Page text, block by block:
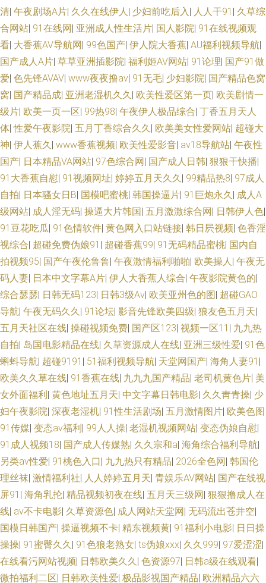
机av综合网 午夜小电影se 东京热AV电影 俺来也俺去也久久 色天堂性交 香蕉
视频污版下裁 日韩理论在线 变态另类电影av 午夜激情一区 欧美色中色影视
大香蕉久久五十 婷婷久久成人导航 精品91视频 99导航视频福利 99热主页
在线观看av 海角av影院 超碰久久96 AV手机天堂网 五月激情图片 91主站 91
变态 亚州色图另类 爱豆TV传媒免费 久草黄色剧场 午夜有码av 熟妇人妻久久
一区 另类色网 国产久久区 精品一区二区网站 1024毛片 人人干91 亚洲影院
一性 国产激情另类 亚洲成人网站网址 51视频一区二区 日韩欧美一道 超碰人
人三级 日韩无遮挡免费看 91人体 日本综合无码 人妻三级毛片 香蕉視频 九
九国模色图 日韩黄页网站 日韩偶偶福利 亚洲av资源网站 另类色图后院 午夜
福利10 WWW嫩逼91 亚洲3级电影 综合色图区 微拍88福利导航 免费三级美
女电影 另类激情网 97超碰日韩电影 97自拍超碰 日本毛片视频 不卡十六區
日韩人妻无码同性 波多野吉依AV 97超碰在线人人 狠狠撸视频大导航 精品久
久国产 另类av磁力 日韩新片www 蜜芽精品777 97涩综合 AV片区 亚洲爱爱
永久网站 91cn视频 青娱乐论坛91 日本久久香蕉 国产老熟女精品伦 天美九一
欧美三级aaa 伊人成人在线观看 操逼AV网址 岛国午夜在线 精品不卡网 午夜
男人网站 91黄色图片 极品人妻少妇 色五月在线 韩国无码AV下载 99伊人大
香 韩国黄视频 韩日AV网 黄色九一小视频 久久分区操 91爽片网站 超碰在线
导航 福利社免费体验黄 日本欧美国产在线 色一本道 波多野吉av 欧美中字 少
妇AV影院 豆花社区福利 午夜大香蕉AV 激情午夜中国 国内自拍1234 AV天堂
清| 午夜剧场A片| 久久在线伊人| 少妇前吃后入| 人人干91 | 久草综
合网站| 91在线网| 亚洲成人性生活片| 国人影院| 91在线视频观
看| 大香蕉AV导航网| 99色国产| 伊人院大香蕉| AU福利视频导航|
国产成人A片| 草草亚洲插影院| 福利姬AV网站| 91论理| 国产91做
爱| 色先锋AVAV| www夜夜撸av| 91无毛| 少妇影院| 国产精品色窝
窝| 国产精品成| 亚洲老湿机久久| 欧美性爱区第一页| 欧美剧情一
级片| 欧美一页一区| 99热98| 午夜伊人极品综合| 丁香五月天人
体|性爱午夜影院| 五月丁香综合久久| 欧美美女性爱网站| 超碰大
神| 伊人蕉久| www香蕉视频| 欧美性爱影音| av18导航站| 午夜性
国产| 日本精品VA网站| 97色综合网| 国产成人日韩| 狠狠干快播|
91大香蕉自慰| 91视频网址| 婷婷五月天久久| 99精品热8| 97成人
自拍| 日本骚女日B| 国模吧蜜桃| 韩国操逼片| 91巨炮永久| 成人A
级网站| 成人淫无码| 操逼大片韩国| 五月激激综合网| 日韩伊人色|
91豆花吃瓜| 91色情软件| 黄色网入口站链接| 韩日屄视频| 色香淫
视综合| 超碰免费伪娘91 | 超碰香蕉99| 91无码精品蜜桃| 国内自
拍视频95| 国产午夜伦鲁鲁| 午夜激情福利啪啪| 欧美操人| 午夜无
码人妻| 日本中文字幕A片| 伊人大香蕉人综合| 午夜影院黄色的|
综合瑟瑟| 日韩无码123| 日韩3级Av| 欧美亚州色的图| 超碰GAO
导航| 午夜无码久久| 91论坛| 影音先锋欧美四级| 狼友色五月天|
五月天社区在线| 操碰视频免费| 国产区123| 视频一区11 | 九九热
自拍| 岛国电影精品在线| 久草资源成人在线| 亚洲三级性爱| 91色
蝌蚪导航| 超碰9191 | 51福利视频导航| 天堂网国产| 海角人妻91 |
欧美久久草在线| 91香蕉在线| 九九九国产精品| 老司机黄色片| 美
女外面福利| 黄色地址五月天| 中文字幕日韩电影| 久久靑青操| 少
妇午夜影院| 深夜老湿机| 91性生活剧场| 五月激情图片| 欧美色图
91传媒| 变态av福利| 99人人操| 老湿机视频网站| 变态伪娘自慰|
91成人视频18| 国产成人传媒熟| 久久宗和a| 海角综合福利导航|
另类av性爱| 91桃色入口| 九九热只有精品| 2026全色网| 韩国伦
理丝袜| 激情福利社| 人人婷婷五月天| 青娱乐AV网站| 国产在线视
屏91 | 海角乳抡| 精品视频初夜在线| 五月天三级网| 狠狠撸成人在
线| av不卡电影| 久草资源色| 成人网站天堂网| 无码流出苍井空|
国模日韩国产| 操逼视频不卡| 精东视频黄| 91福利小电影| 日日操
操操| 91蜜臀久久| 91色狼老熟女| ts伪娘xxx| 久久999| 97爱涩涩|
在线看污网站视频| 日韩欧美久久| 色资源97| 日韩a级在线观看|
微拍福利二区| 日韩欧美性爱| 极品影视国产精品| 欧洲精品六六